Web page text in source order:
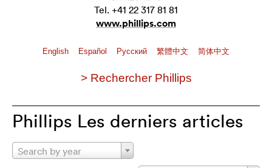
Tel. +41 22 317 81 81
www.phillips.com
English Español Pусский 繁體中文 简体中文
> Rechercher Phillips
Phillips Les derniers articles
Search by year